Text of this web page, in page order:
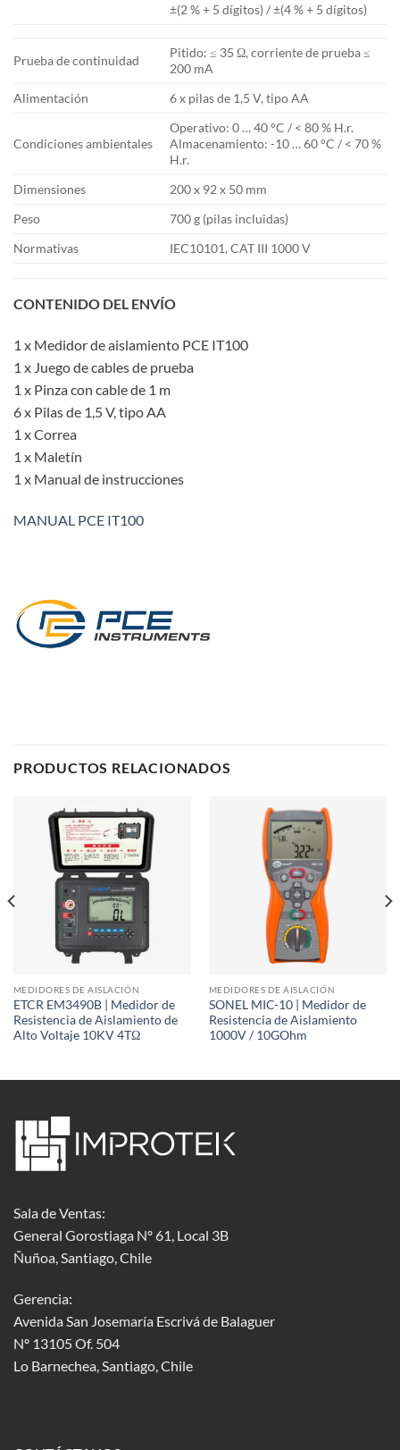
±(2 % + 5 dígitos) / ±(4 % + 5 dígitos)
Prueba de continuidad
Pitido: ≤ 35 Ω, corriente de prueba ≤
200 mA
Alimentación
6 x pilas de 1,5 V, tipo AA
Condiciones ambientales
Operativo: 0 … 40 °C / < 80 % H.r.
Almacenamiento: -10 … 60 °C / < 70 %
H.r.
Dimensiones
200 x 92 x 50 mm
Peso
700 g (pilas incluidas)
Normativas
IEC10101, CAT III 1000 V
CONTENIDO DEL ENVÍO
1 x Medidor de aislamiento PCE IT100
1 x Juego de cables de prueba
1 x Pinza con cable de 1 m
6 x Pilas de 1,5 V, tipo AA
1 x Correa
1 x Maletín
1 x Manual de instrucciones
MANUAL PCE IT100
PRODUCTOS RELACIONADOS
MEDIDORES DE AISLACIÓN
ETCR EM3490B | Medidor de
Resistencia de Aislamiento de
Alto Voltaje 10KV 4TΩ
MEDIDORES DE AISLACIÓN
SONEL MIC-10 | Medidor de
Resistencia de Aislamiento
1000V / 10GOhm
Sala de Ventas:
General Gorostiaga Nº 61, Local 3B
Ñuñoa, Santiago, Chile
Gerencia:
Avenida San Josemaría Escrivá de Balaguer
Nº 13105 Of. 504
Lo Barnechea , Santiago, Chile